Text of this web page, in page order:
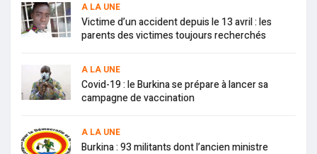
A LA UNE
Victime d’un accident depuis le 13 avril : les
parents des victimes toujours recherchés
A LA UNE
Covid-19 : le Burkina se prépare à lancer sa
campagne de vaccination
A LA UNE
Burkina : 93 militants dont l’ancien ministre